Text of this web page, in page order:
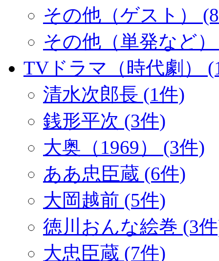
その他（ゲスト）
その他（単発など
TVドラマ（時代劇）
清水次郎長 (1件)
銭形平次 (3件)
大奥（1969） (3件)
ああ忠臣蔵 (6件)
大岡越前 (5件)
徳川おんな絵巻 (3
大忠臣蔵 (7件)